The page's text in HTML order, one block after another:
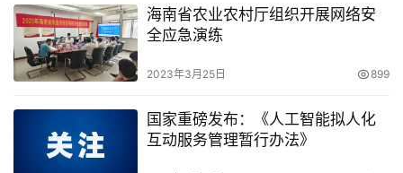
海南省农业农村厅组织开展网络安
全应急演练
2023年3月25日 899
国家重磅发布：《人工智能拟人化
互动服务管理暂行办法》